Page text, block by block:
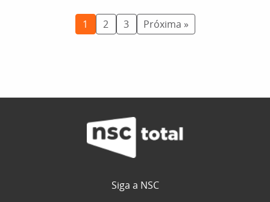
1 2 3 Próxima »
Siga a NSC